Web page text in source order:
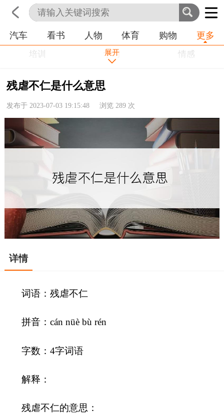
首页 科技 生活 职业
汽车 看书 人物 体育 购物 更多
培训 学习
情感
农业
命理
健康
历史
展开
残虐不仁是什么意思
发布于 2023-07-03 19:15:48 浏览289 次
详情
词语：残虐不仁
拼音：cán nüè bù rén
字数：4字词语
解释：
残虐不仁的意思：